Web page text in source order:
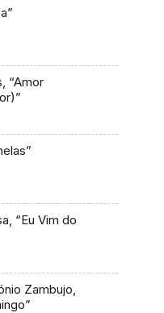
“Amor
“Eu Vim do
Zambujo,